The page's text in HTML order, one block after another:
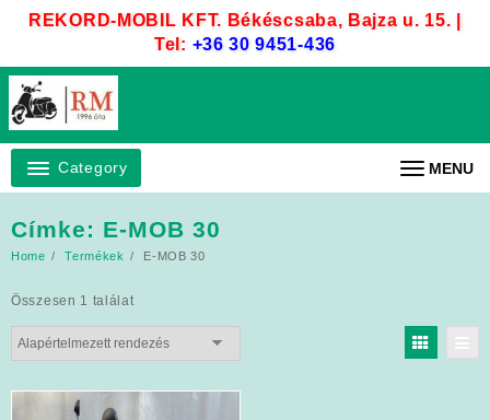
REKORD-MOBIL KFT. Békéscsaba, Bajza u. 15. |
Tel: +36 30 9451-436
Category MENU
Címke: E-MOB 30
Home Termékek E-MOB 30
Összesen 1 találat